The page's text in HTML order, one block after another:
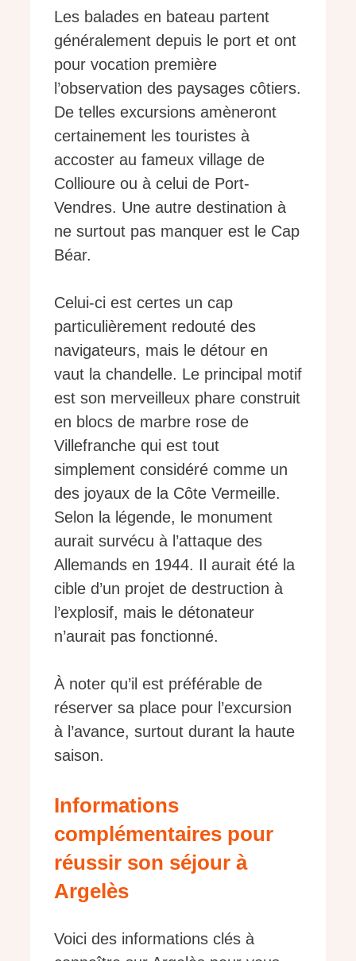
Les balades en bateau partent
généralement depuis le port et ont
pour vocation première
l’observation des paysages côtiers.
De telles excursions amèneront
certainement les touristes à
accoster au fameux village de
Collioure ou à celui de Port-
Vendres. Une autre destination à
ne surtout pas manquer est le Cap
Béar.
Celui-ci est certes un cap
particulièrement redouté des
navigateurs, mais le détour en
vaut la chandelle. Le principal motif
est son merveilleux phare construit
en blocs de marbre rose de
Villefranche qui est tout
simplement considéré comme un
des joyaux de la Côte Vermeille.
Selon la légende, le monument
aurait survécu à l’attaque des
Allemands en 1944. Il aurait été la
cible d’un projet de destruction à
l’explosif, mais le détonateur
n’aurait pas fonctionné.
À noter qu’il est préférable de
réserver sa place pour l’excursion
à l’avance, surtout durant la haute
saison.
Informations
complémentaires pour
réussir son séjour à
Argelès
Voici des informations clés à